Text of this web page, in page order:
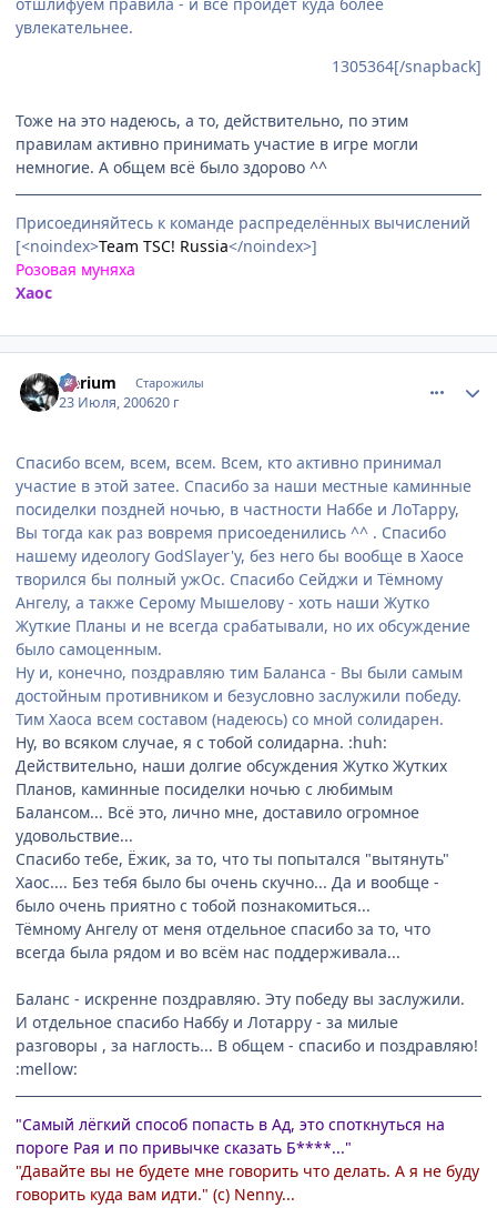
увлекательнее.
1305364[/snapback]
Тоже на это надеюсь, а то, действительно, по этим
правилам активно принимать участие в игре могли
немногие. А общем всё было здорово ^^
Присоединяйтесь к команде распределённых вычислений
[<noindex>Team TSC! Russia</noindex>]
Розовая муняха
Хаос
Nerium Старожилы
23 Июля, 200620 г
Спасибо всем, всем, всем. Всем, кто активно принимал
участие в этой затее. Спасибо за наши местные каминные
посиделки поздней ночью, в частности Наббе и ЛоТарру,
Вы тогда как раз вовремя присоеденились ^^ . Спасибо
нашему идеологу GodSlayer'у, без него бы вообще в Хаосе
творился бы полный ужОс. Спасибо Сейджи и Тёмному
Ангелу, а также Серому Мышелову - хоть наши Жутко
Жуткие Планы и не всегда срабатывали, но их обсуждение
было самоценным.
Ну и, конечно, поздравляю тим Баланса - Вы были самым
достойным противником и безусловно заслужили победу.
Тим Хаоса всем составом (надеюсь) со мной солидарен.
Ну, во всяком случае, я с тобой солидарна. :huh:
Действительно, наши долгие обсуждения Жутко Жутких
Планов, каминные посиделки ночью с любимым
Балансом... Всё это, лично мне, доставило огромное
удовольствие...
Спасибо тебе, Ёжик, за то, что ты попытался "вытянуть"
Хаос.... Без тебя было бы очень скучно... Да и вообще -
было очень приятно с тобой познакомиться...
Тёмному Ангелу от меня отдельное спасибо за то, что
всегда была рядом и во всём нас поддерживала...
Баланс - искренне поздравляю. Эту победу вы заслужили.
И отдельное спасибо Наббу и Лотарру - за милые
разговоры , за наглость... В общем - спасибо и поздравляю!
:mellow:
"Самый лёгкий способ попасть в Ад, это споткнуться на
пороге Рая и по привычке сказать Б****..."
"Давайте вы не будете мне говорить что делать. А я не буду
говорить куда вам идти." (с) Nenny...